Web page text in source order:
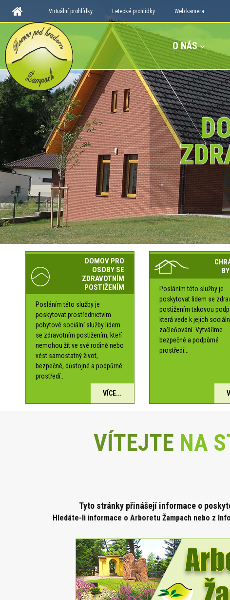
Virtuální prohlídky Letecké prohlídky Web kamera
O NÁS
DOMOV PRO
OSOBY SE
ZDRAVOTNÍM
POSTIŽENÍM
Posláním této služby je
poskytovat prostřednictvím
pobytové sociální služby lidem
se zdravotním postižením, kteří
nemohou žít ve své rodině nebo
vést samostatný život,
bezpečné, důstojné a podpůrné
prostředí...
VÍCE...
Posláním této služby je
poskytovat lidem se
postižením takovou
která vede k jejich
začleňování. Vytváříme
bezpečné a podpůrné
prostředí...
VÍTEJTE NA
Tyto stránky přinášejí informace o
Hledáte-li informace o Arboretu Žampach nebo z